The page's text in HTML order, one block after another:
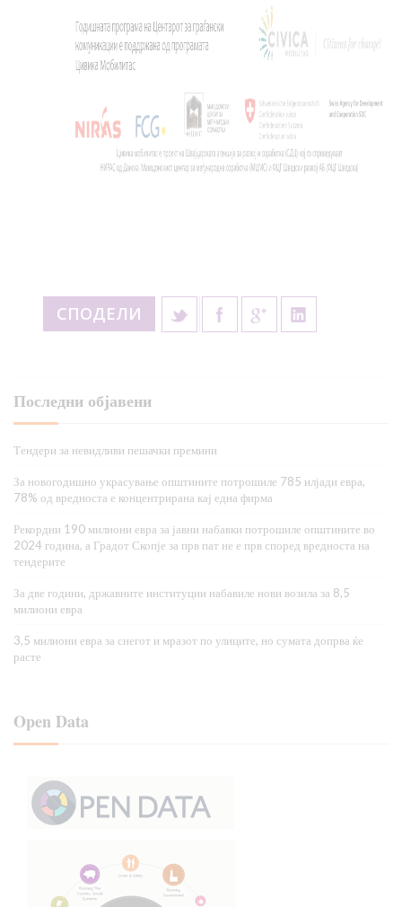
СПОДЕЛИ
Последни објавени
Тендери за невидливи пешачки премини
За новогодишно украсување општините потрошиле 785 илјади евра,
78% од вредноста е концентрирана кај една фирма
Рекордни 190 милиони евра за јавни набавки потрошиле општините во
2024 година, а Градот Скопје за прв пат не е прв според вредноста на
тендерите
За две години, државните институции набавиле нови возила за 8,5
милиони евра
3,5 милиони евра за снегот и мразот по улиците, но сумата допрва ќе
расте
Open Data